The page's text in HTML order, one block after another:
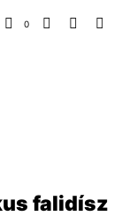
0
falidísz